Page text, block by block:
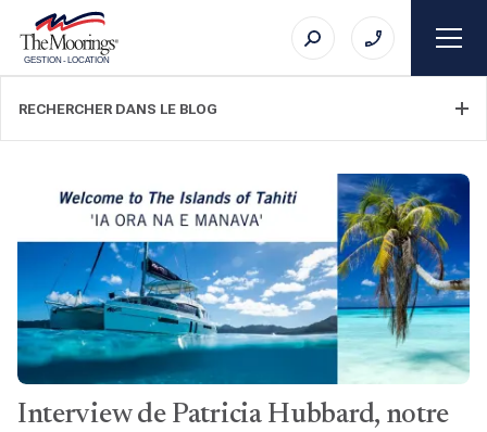
GESTION - LOCATION
Interview de Patricia Hubbard, notre
RECHERCHER DANS LE BLOG
FILTRER LA CATÉGORIE
SUJET
RECHERCHE